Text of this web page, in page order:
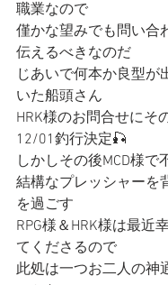
職業なので
僅かな望みでも問い合
伝えるべきなのだ
じあいで何本か良型が
いた船頭さん
HRK様のお問合せにそ
12/01釣行決定🎣
しかしその後MCD様で
結構なプレッシャーを
を過ごす
RPG様＆HRK様は最近
てくださるので
此処は一つお二人の神